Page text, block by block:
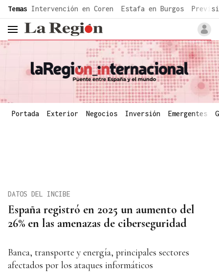
common.go-to-content
Temas Intervención en Coren Estafa en Burgos
header.menu.open
Portada Exterior Negocios Inversión Emergentes
España registró en 2025 un aumento del
26% en las amenazas de ciberseguridad
DATOS DEL INCIBE
Banca, transporte y energía, principales sectores
afectados por los ataques informáticos